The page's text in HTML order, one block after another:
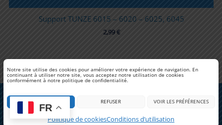
Notre site utilise des cookies pour améliorer votre expérience de navigation. En
continuant à utiliser notre site, vous acceptez notre utilisation de cookies
conformément à notre politique de confidentialité.
ACCEPTER REFUSER VOIR LES PRÉFÉRENCES
Politique de cookiesConditions d’utilisation
Support TUNZE 6015 – 6020 – 6025, 6045
2,99€
Copyright © 2026 | CoralPlast
Facebook
FR